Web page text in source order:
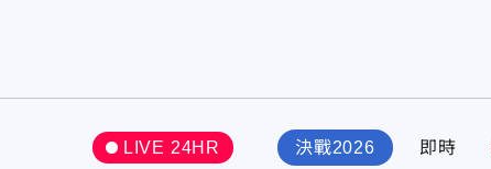
LIVE 24HR 決戰2026 即時